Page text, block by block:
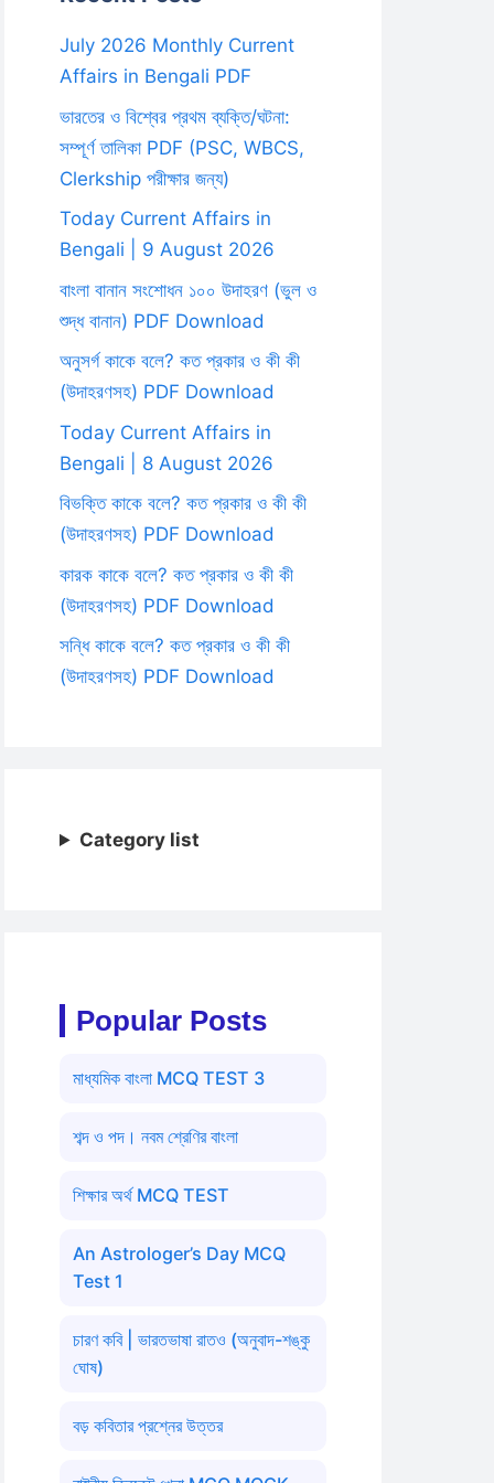
July 2026 Monthly Current
Affairs in Bengali PDF
ভারতের ও বিশ্বের প্রথম ব্যক্তি/ঘটনা:
সম্পূর্ণ তালিকা PDF (PSC, WBCS,
Clerkship পরীক্ষার জন্য)
Today Current Affairs in
Bengali | 9 August 2026
বাংলা বানান সংশোধন ১০০ উদাহরণ (ভুল ও
শুদ্ধ বানান) PDF Download
অনুসর্গ কাকে বলে? কত প্রকার ও কী কী
(উদাহরণসহ) PDF Download
Today Current Affairs in
Bengali | 8 August 2026
বিভক্তি কাকে বলে? কত প্রকার ও কী কী
(উদাহরণসহ) PDF Download
কারক কাকে বলে? কত প্রকার ও কী কী
(উদাহরণসহ) PDF Download
সন্ধি কাকে বলে? কত প্রকার ও কী কী
(উদাহরণসহ) PDF Download
Category list
Popular Posts
মাধ্যমিক বাংলা MCQ TEST 3
শব্দ ও পদ। নবম শ্রেণির বাংলা
শিক্ষার অর্থ MCQ TEST
An Astrologer’s Day MCQ
Test 1
চারণ কবি | ভারতভাষা রাতও (অনুবাদ-শঙ্কু
ঘোষ)
বড় কবিতার প্রশ্নের উত্তর